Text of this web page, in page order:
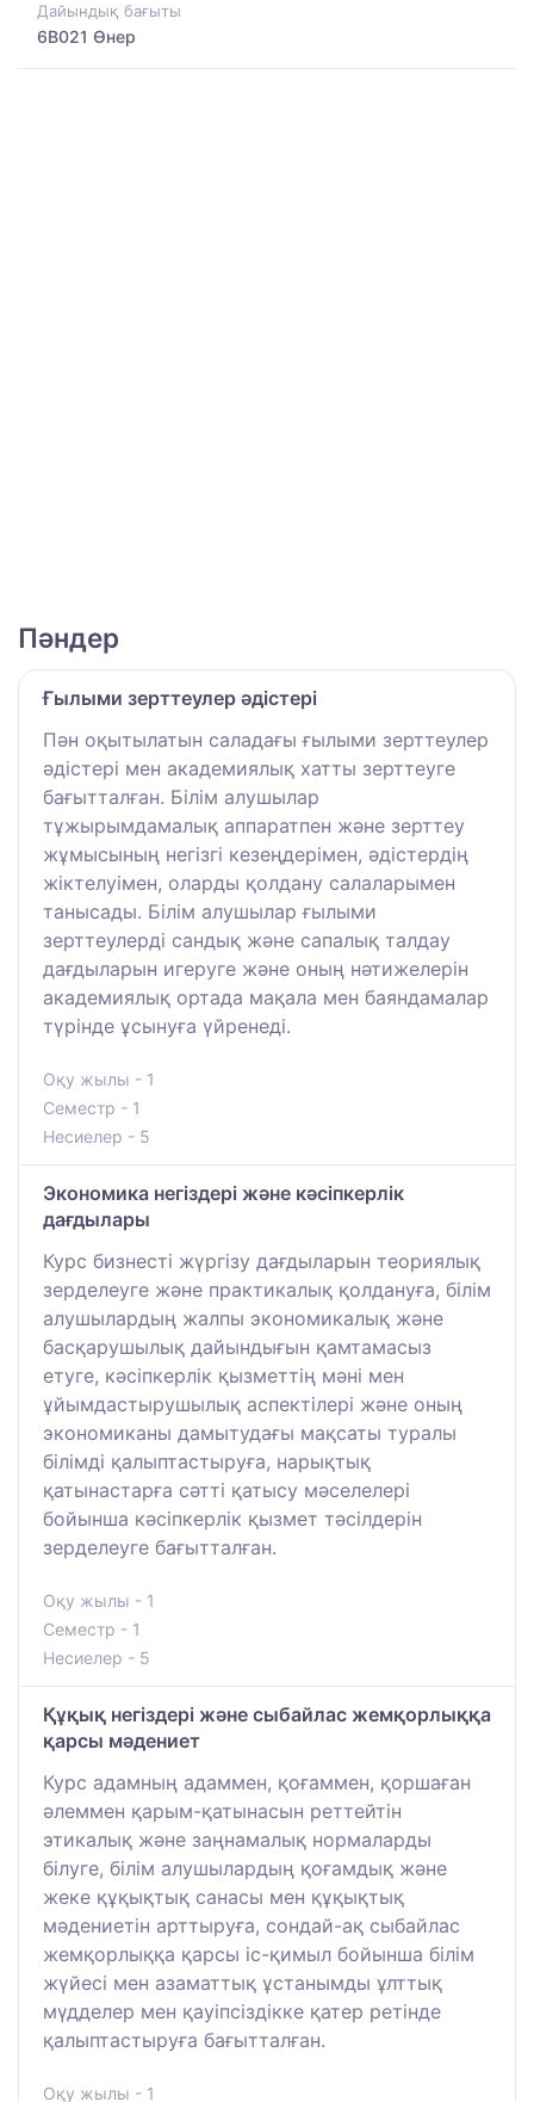
Дайындық бағыты
6B021 Өнер
Пәндер
Ғылыми зерттеулер әдістері
Пән оқытылатын саладағы ғылыми зерттеулер
әдістері мен академиялық хатты зерттеуге
бағытталған. Білім алушылар
тұжырымдамалық аппаратпен және зерттеу
жұмысының негізгі кезеңдерімен, әдістердің
жіктелуімен, оларды қолдану салаларымен
танысады. Білім алушылар ғылыми
зерттеулерді сандық және сапалық талдау
дағдыларын игеруге және оның нәтижелерін
академиялық ортада мақала мен баяндамалар
түрінде ұсынуға үйренеді.
Оқу жылы - 1
Семестр - 1
Несиелер - 5
Экономика негіздері және кәсіпкерлік
дағдылары
Курс бизнесті жүргізу дағдыларын теориялық
зерделеуге және практикалық қолдануға, білім
алушылардың жалпы экономикалық және
басқарушылық дайындығын қамтамасыз
етуге, кәсіпкерлік қызметтің мәні мен
ұйымдастырушылық аспектілері және оның
экономиканы дамытудағы мақсаты туралы
білімді қалыптастыруға, нарықтық
қатынастарға сәтті қатысу мәселелері
бойынша кәсіпкерлік қызмет тәсілдерін
зерделеуге бағытталған.
Оқу жылы - 1
Семестр - 1
Несиелер - 5
Құқық негіздері және сыбайлас жемқорлыққа
қарсы мәдениет
Курс адамның адаммен, қоғаммен, қоршаған
әлеммен қарым-қатынасын реттейтін
этикалық және заңнамалық нормаларды
білуге, білім алушылардың қоғамдық және
жеке құқықтық санасы мен құқықтық
мәдениетін арттыруға, сондай-ақ сыбайлас
жемқорлыққа қарсы іс-қимыл бойынша білім
жүйесі мен азаматтық ұстанымды ұлттық
мүдделер мен қауіпсіздікке қатер ретінде
қалыптастыруға бағытталған.
Оқу жылы - 1